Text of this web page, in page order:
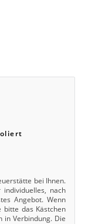
bei Ihnen.
nach
Angebot. Wenn
bitte das Kästchen
in Verbindung. Die